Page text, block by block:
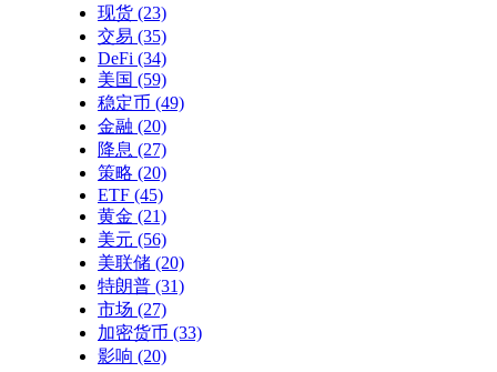
现货 (23)
交易 (35)
DeFi (34)
美国 (59)
稳定币 (49)
金融 (20)
降息 (27)
策略 (20)
ETF (45)
黄金 (21)
美元 (56)
美联储 (20)
特朗普 (31)
市场 (27)
加密货币 (33)
影响 (20)